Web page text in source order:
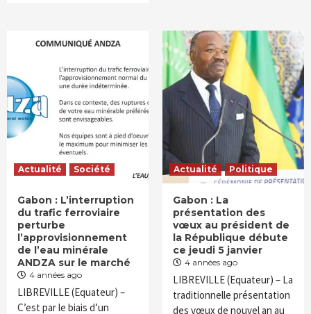
Actualité Société
Gabon : L’interruption
du trafic ferroviaire
perturbe
l’approvisionnement
de l’eau minérale
ANDZA sur le marché
4 années ago
LIBREVILLE (Equateur) –
C’est par le biais d’un
Actualité Politique
Gabon : La
présentation des
vœux au président de
la République débute
ce jeudi 5 janvier
4 années ago
LIBREVILLE (Equateur) – La
traditionnelle présentation
des vœux de nouvel an au